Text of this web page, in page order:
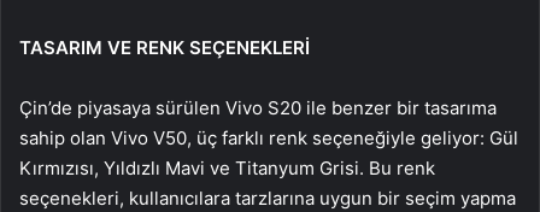
TASARIM VE RENK SEÇENEKLERİ
Çin’de piyasaya sürülen Vivo S20 ile benzer bir tasarıma
sahip olan Vivo V50, üç farklı renk seçeneğiyle geliyor: Gül
Kırmızısı, Yıldızlı Mavi ve Titanyum Grisi. Bu renk
seçenekleri, kullanıcılara tarzlarına uygun bir seçim yapma